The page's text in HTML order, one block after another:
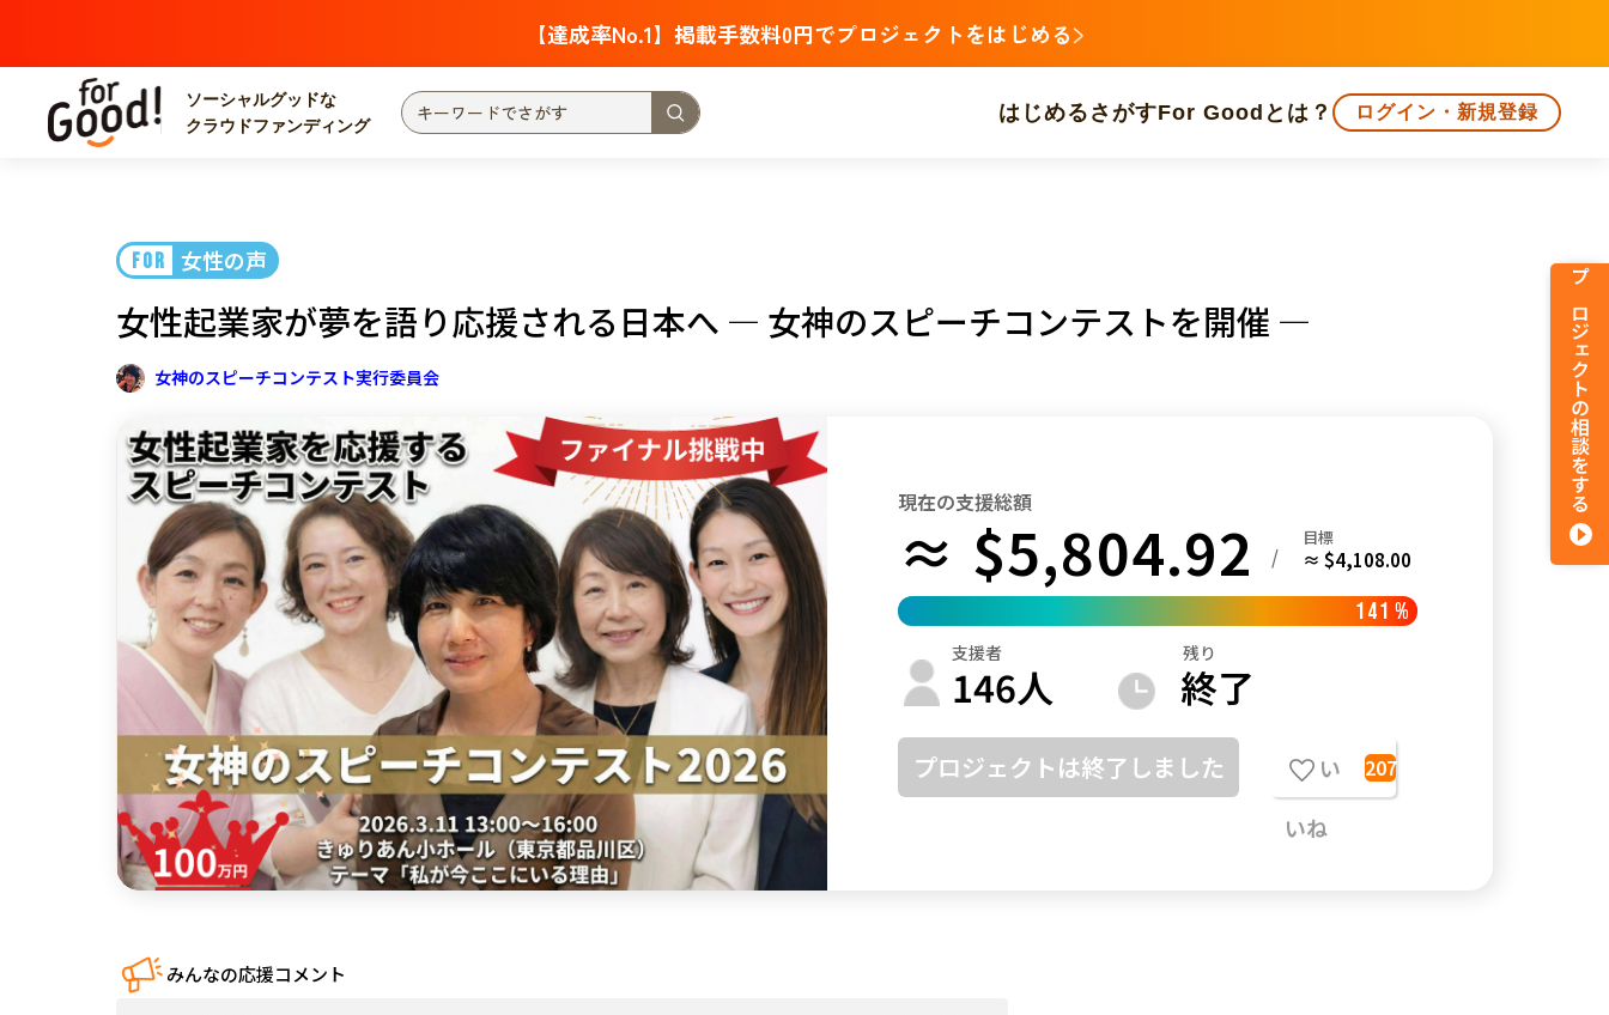
【達成率No.1】掲載手数料0円でプロジェクトをはじめる
ソーシャルグッドな
クラウドファンディング
はじめる さがすFor Goodとは？ ログイン・新規登録
カテゴリーからさがす
災害
社会貢献
地域からさがす 北海道・東北
茨城 栃木 群馬 埼玉 千葉
中部 新潟 富山 石川 福井 山梨
近畿 三重 滋賀 京都 大阪 兵庫
中国 鳥取 島根 岡山 広島 山口
四国 徳島 香川 愛媛 高知
九州・沖縄 福岡 佐賀 長崎 熊本 大分 鹿児島 沖縄
FOR 女性の声
女性起業家が夢を語り応援される日本へ ― 女神のスピーチコンテストを開催 ―
女神のスピーチコンテスト実行委員会
現在の支援総額
≈ $5,804.92 /
目標
≈ $4,108.00
141 %
支援者
146人
残り
終了
プロジェクトは終了しました
い
いね
207
みんなの応援コメント
プロジェクトの相談をする